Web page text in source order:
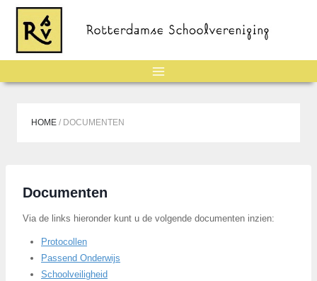
Doorgaan
HOME / DOCUMENTEN
Documenten
Via de links hieronder kunt u de volgende documenten inzien:
Protocollen
Passend Onderwijs
Schoolveiligheid